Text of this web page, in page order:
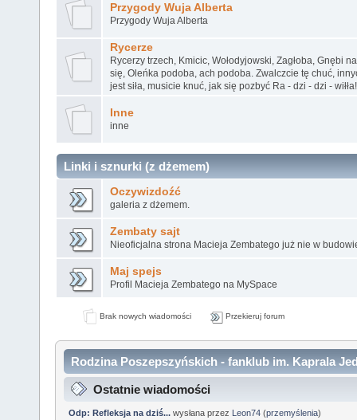
Przygody Wuja Alberta
Przygody Wuja Alberta
Rycerze
Rycerzy trzech, Kmicic, Wołodyjowski, Zagłoba, Gnębi
się, Oleńka podoba, ach podoba. Zwalczcie tę chuć,
jest siła, musicie knuć, jak się pozbyć Ra - dzi - dzi - wiłła!
Inne
inne
Linki i sznurki (z dżemem)
Oczywizdoźć
galeria z dżemem.
Zembaty sajt
Nieoficjalna strona Macieja Zembatego już nie w
Maj spejs
Profil Macieja Zembatego na MySpace
Brak nowych wiadomości Przekieruj forum
Rodzina Poszepszyńskich - fanklub im. Kaprala
Ostatnie wiadomości
Odp: Refleksja na dziś...wysłana przez Leon74(przemyślenia)